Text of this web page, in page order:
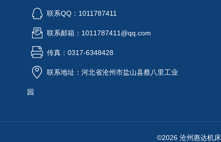
联系QQ：1011787411
联系邮箱：1011787411@qq.com
传真：0317-6348428
联系地址：河北省沧州市盐山县蔡八里工业
园
©2026 沧州惠达机